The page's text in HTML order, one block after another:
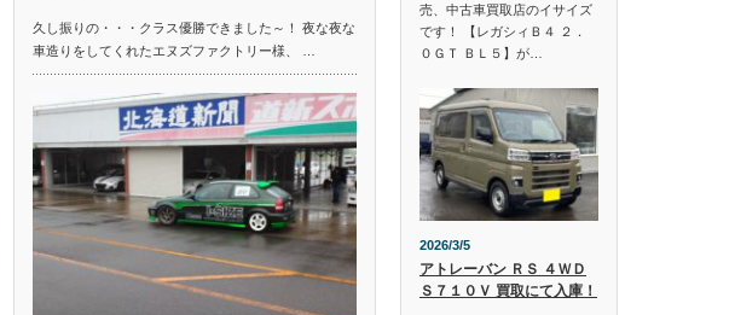
久し振りの・・・クラス優勝できました～！ 夜な夜な
車造りをしてくれたエヌズファクトリー様、 …
売、中古車買取店のイサイズ
です！ 【レガシィＢ４ ２．
０ＧＴ ＢＬ５】が…
2026/3/5
アトレーバン ＲＳ ４ＷＤ
Ｓ７１０Ｖ 買取にて入庫！